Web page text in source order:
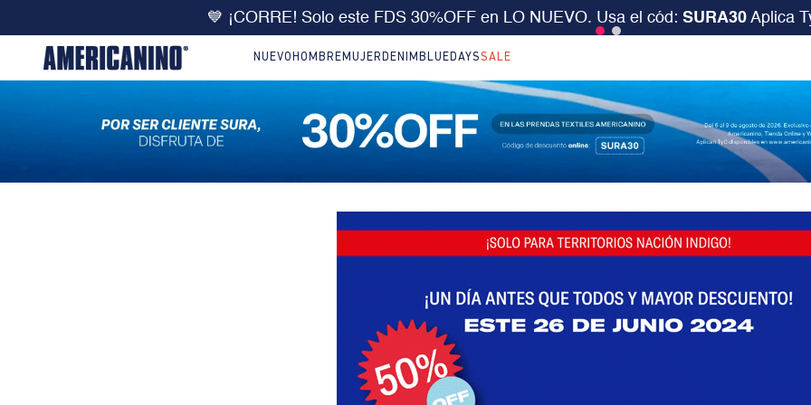
💙 ¡CORRE! Solo este FDS 30%OFF en LO NUEVO. Usa el cód: SURA30 Aplica
NUEVO HOMBRE MUJER DENIM BLUEDAYSSALE